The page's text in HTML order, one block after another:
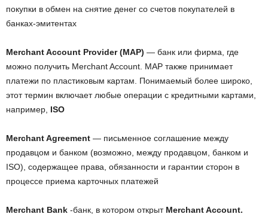
покупки в обмен на снятие денег со счетов покупателей в
банках-эмитентах
Merchant Account Provider (MAP) — банк или фирма, где
можно получить Merchant Account. MAP также принимает
платежи по пластиковым картам. Понимаемый более широко,
этот термин включает любые операции с кредитными картами,
например, ISO
Merchant Agreement — письменное соглашение между
продавцом и банком (возможно, между продавцом, банком и
ISO), содержащее права, обязанности и гарантии сторон в
процессе приема карточных платежей
Merchant Bank -банк, в котором открытMerchant Account.